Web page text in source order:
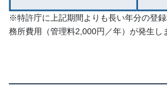
※特許庁に上記期間よりも長い年分の登
務所費用（管理料2,000円／年）が発生し